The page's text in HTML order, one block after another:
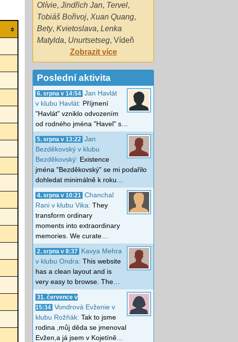
Olívie, Jindřich Jan, Tervel,
Tobiáš Bořivoj, Xuan Quang,
Bety, Kvietoslava, Lenka
Matylda, Unurtsetseg, Vídeň
Zobrazit více
Poslední aktivita
6. srpna v 14:54 Jan Havlát
v klubu Havlát: Příjmení
"Havlát" vzniklo odvozením
od rodného jména "Havel" s…
5. srpna v 13:22
Jan
Bezděkovský v klubu
Bezděkovský: Existence
jména "Bezděkovský" se mi podařilo
dohledat minimálně k roku…
4. srpna v 10:21
Chanchal
Rani v klubu Vika: They
transform ordinary
moments into extraordinary
memories. We curate…
2. srpna v 8:37
Kavya Mehra
v klubu Ondra: This website
has a clean layout and is
very easy to browse. The…
31. července v
15:34 Vondrová Evženie v
klubu Rožňák: Tak to jsme
rodina ,můj děda se jmenoval
Evžen,a já jsem v Kojetíně…